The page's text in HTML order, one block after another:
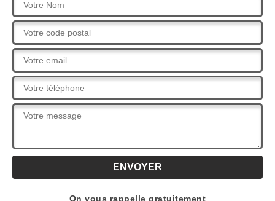
On vous rappelle gratuitement